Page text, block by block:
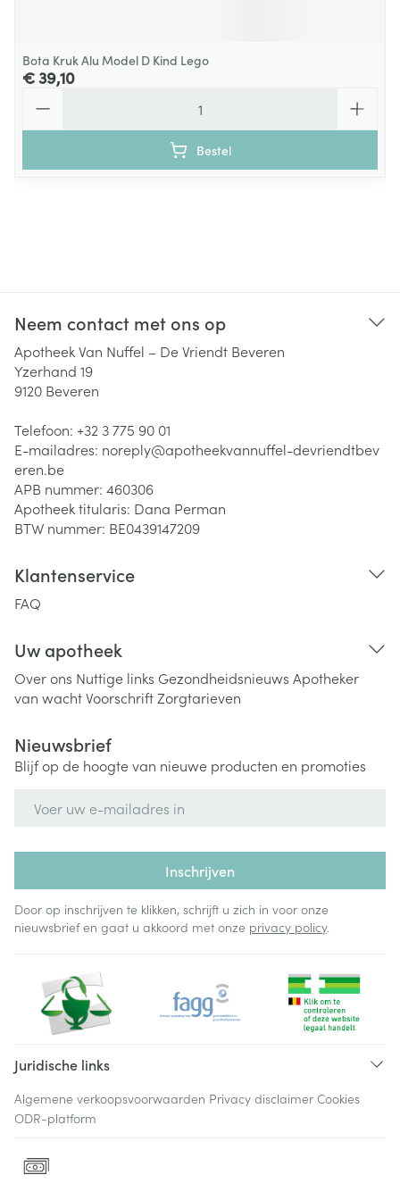
Bota Kruk Alu Model D Kind Lego
€ 39,10
Bestel
Neem contact met ons op
Apotheek Van Nuffel – De Vriendt Beveren
Yzerhand 19
9120 Beveren
Telefoon: +32 3 775 90 01
E-mailadres: noreply@apotheekvannuffel-devriendtbev
eren.be
APB nummer: 460306
Apotheek titularis: Dana Perman
BTW nummer: BE0439147209
Klantenservice
FAQ
Uw apotheek
Over ons Nuttige links Gezondheidsnieuws Apotheker
van wachtVoorschriftZorgtarieven
Nieuwsbrief
Blijf op de hoogte van nieuwe producten en promoties
Inschrijven
Door op inschrijven te klikken, schrijft u zich in voor onze
nieuwsbrief en gaat u akkoord met onze privacy policy.
Juridische links
Algemene verkoopsvoorwaarden Privacy disclaimer Cookies
ODR-platform